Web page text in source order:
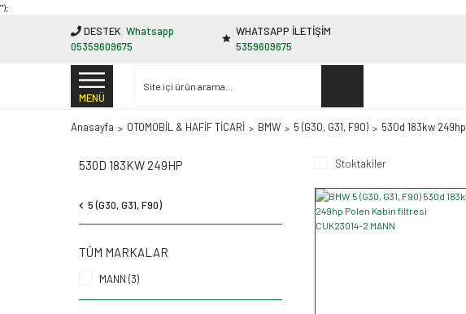
"');
DESTEK Whatsapp
05359609675
WHATSAPP İLETİŞİM
5359609675
MENÜ
Anasayfa OTOMOBİL & HAFİF TİCARİ BMW 5 (G30, G31, F90) 530d 183kw 249hp
530D 183KW 249HP
5 (G30, G31, F90)
TÜM MARKALAR
MANN (3)
Stoktakiler